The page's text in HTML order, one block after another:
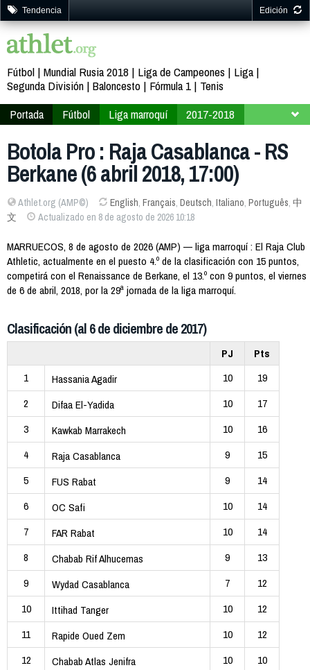
Tendencia Edición
Fútbol Mundial Rusia 2018 Liga de Campeones
Liga
Segunda División Baloncesto Fórmula 1
Tenis
Portada
Fútbol Liga marroquí
2017-2018
Botola Pro : Raja Casablanca - RS
Berkane (6 abril 2018, 17:00)
Athlet.org (AMP©) English, Français, Deutsch, Italiano, Português, 中
文
Actualizado en 8 de agosto de 2026 10:18
MARRUECOS, 8 de agosto de 2026 (AMP) — liga marroquí : El Raja Club
Athletic, actualmente en el puesto 4.º de la clasificación con 15 puntos,
competirá con el Renaissance de Berkane, el 13.º con 9 puntos, el viernes
de 6 de abril, 2018, por la 29ª jornada de la liga marroquí.
Clasificación (al 6 de diciembre de 2017)
PJ
Pts
1
Hassania Agadir 10
19
2
Difaa El-Yadida 10
17
3
Kawkab Marrakech 10
16
4
Raja Casablanca 9
15
5
FUS Rabat 9
14
6
OC Safi 10
14
7
FAR Rabat 10
14
8
Chabab Rif Alhucemas 9
13
9
Wydad Casablanca 7
12
10
Ittihad Tanger 10
12
11
Rapide Oued Zem 10
12
12
Chabab Atlas Jenifra 10
10